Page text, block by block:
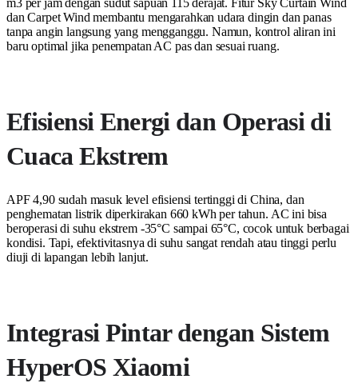
m3 per jam dengan sudut sapuan 115 derajat. Fitur Sky Curtain Wind
dan Carpet Wind membantu mengarahkan udara dingin dan panas
tanpa angin langsung yang mengganggu. Namun, kontrol aliran ini
baru optimal jika penempatan AC pas dan sesuai ruang.
Efisiensi Energi dan Operasi di
Cuaca Ekstrem
APF 4,90 sudah masuk level efisiensi tertinggi di China, dan
penghematan listrik diperkirakan 660 kWh per tahun. AC ini bisa
beroperasi di suhu ekstrem -35°C sampai 65°C, cocok untuk berbagai
kondisi. Tapi, efektivitasnya di suhu sangat rendah atau tinggi perlu
diuji di lapangan lebih lanjut.
Integrasi Pintar dengan Sistem
HyperOS Xiaomi